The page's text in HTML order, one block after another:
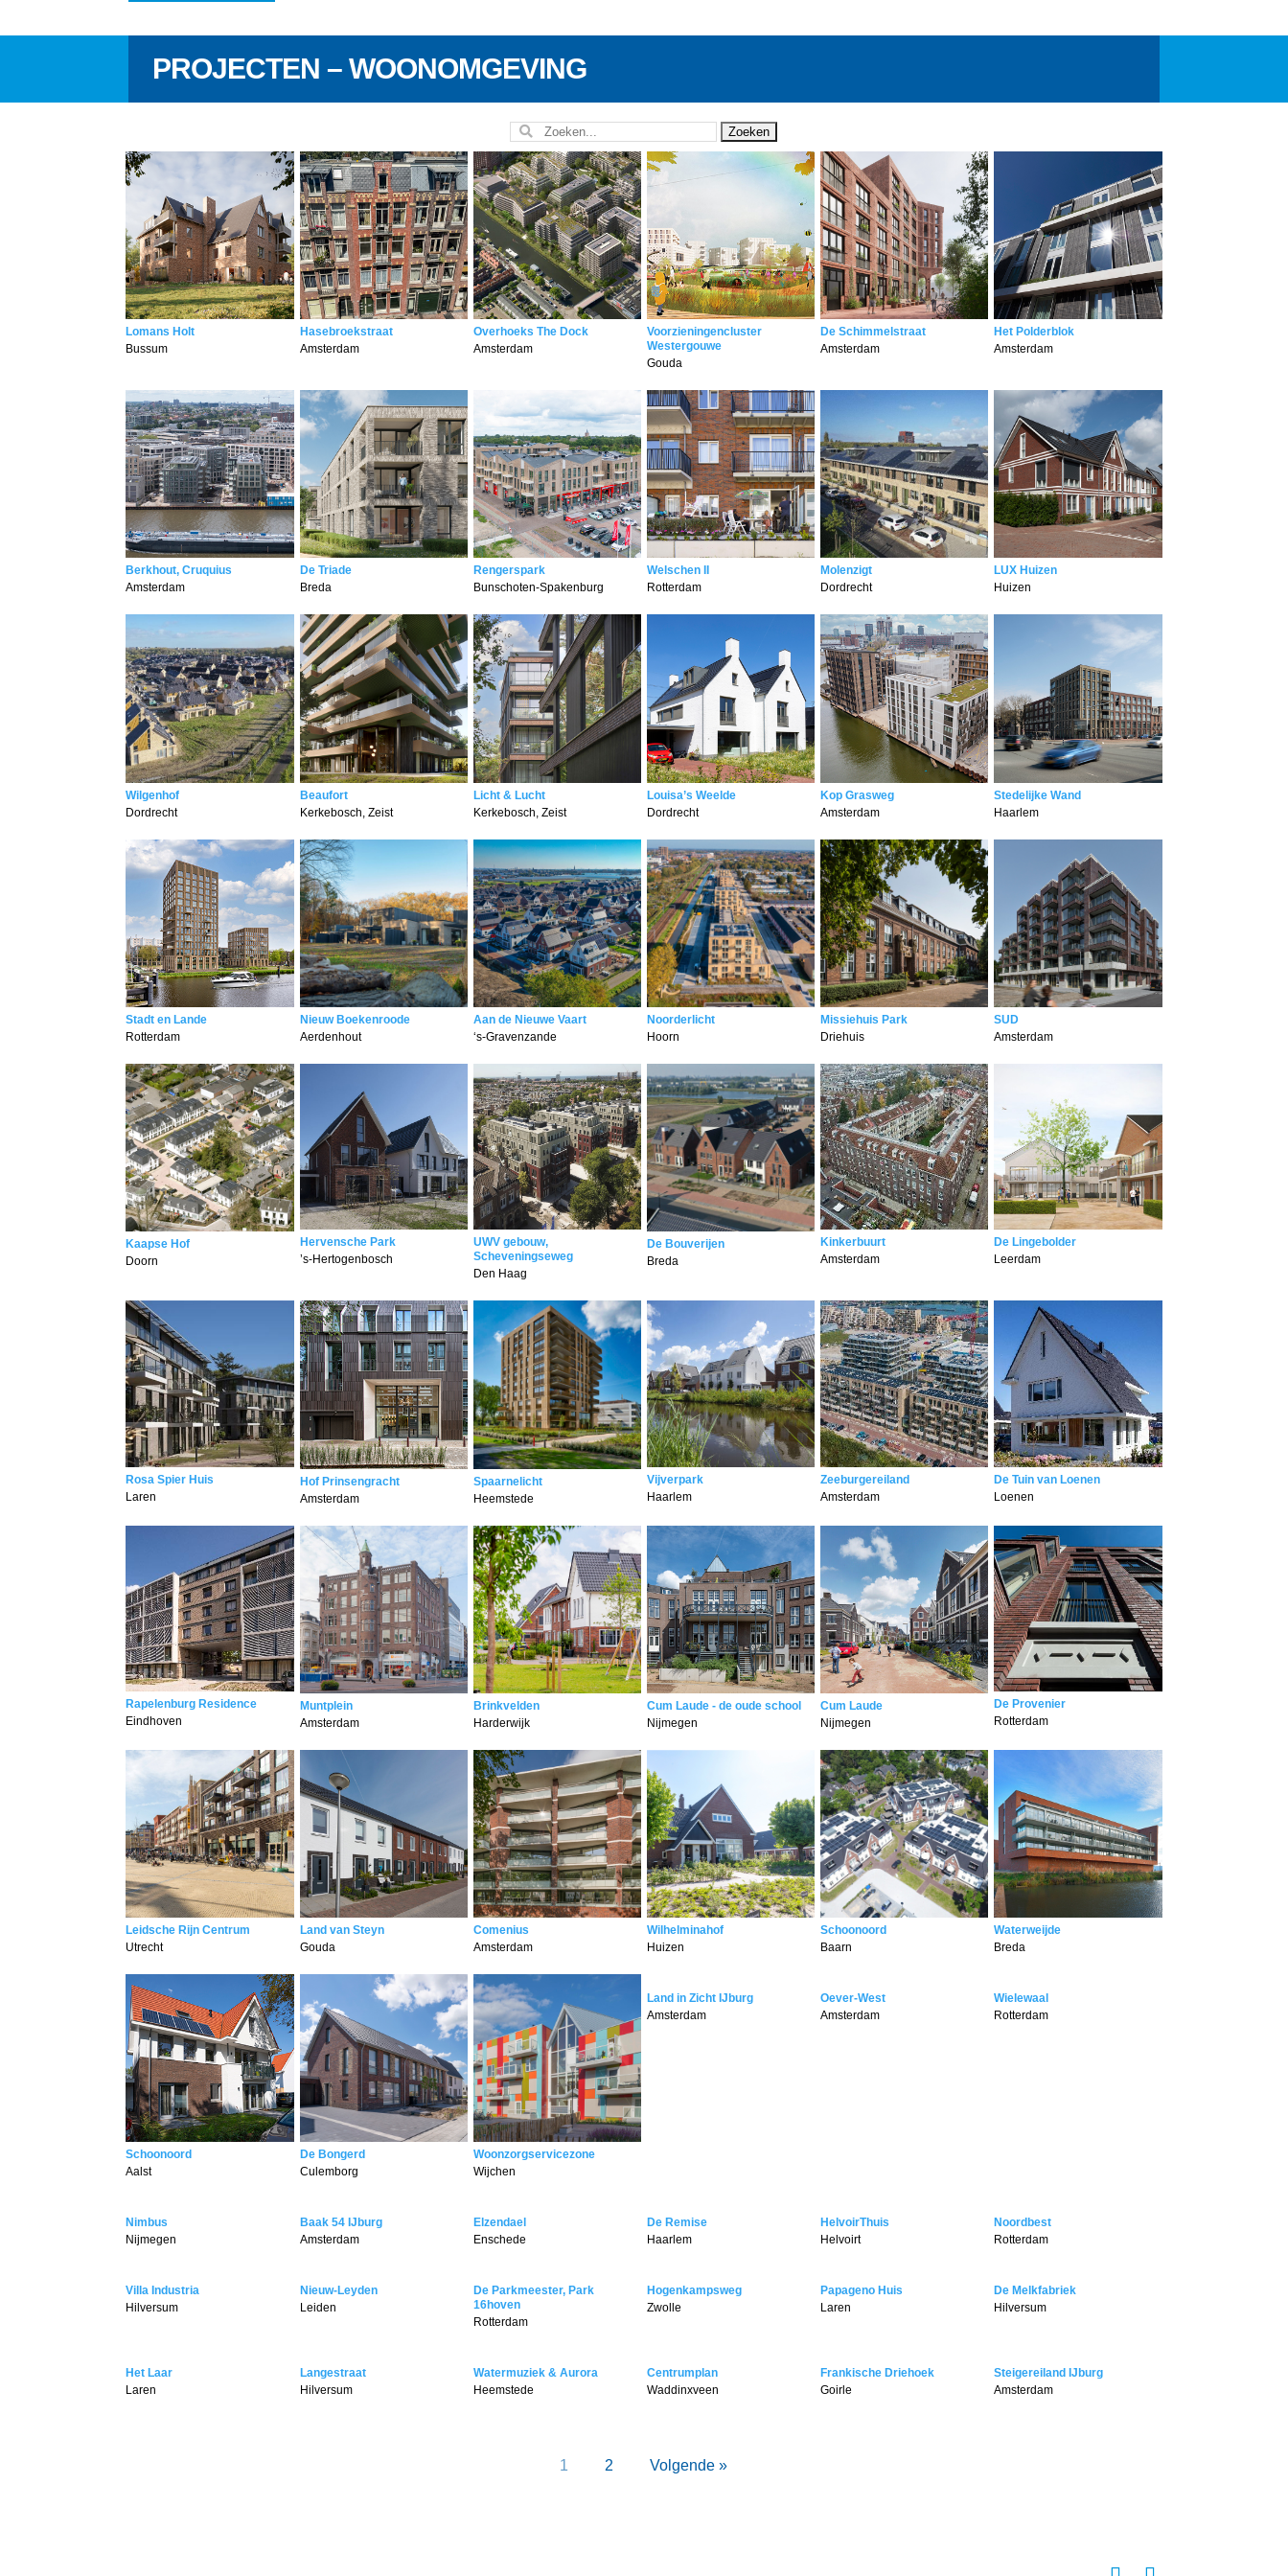
PROJECTEN – WOONOMGEVING
Lomans Holt
Bussum
Hasebroekstraat
Amsterdam
Overhoeks The Dock
Amsterdam
Voorzieningencluster
Westergouwe
Gouda
De Schimmelstraat
Amsterdam
Het Polderblok
Amsterdam
Berkhout, Cruquius
Amsterdam
De Triade
Breda
Rengerspark
Bunschoten-Spakenburg
Welschen II
Rotterdam
Molenzigt
Dordrecht
LUX Huizen
Huizen
Wilgenhof
Dordrecht
Beaufort
Kerkebosch, Zeist
Licht & Lucht
Kerkebosch, Zeist
Louisa’s Weelde
Dordrecht
Kop Grasweg
Amsterdam
Stedelijke Wand
Haarlem
Stadt en Lande
Rotterdam
Nieuw Boekenroode
Aerdenhout
Aan de Nieuwe Vaart
‘s-Gravenzande
Noorderlicht
Hoorn
Missiehuis Park
Driehuis
SUD
Amsterdam
Kaapse Hof
Doorn
Hervensche Park
’s-Hertogenbosch
UWV gebouw,
Scheveningseweg
Den Haag
De Bouverijen
Breda
Kinkerbuurt
Amsterdam
De Lingebolder
Leerdam
Rosa Spier Huis
Laren
Hof Prinsengracht
Amsterdam
Spaarnelicht
Heemstede
Vijverpark
Haarlem
Zeeburgereiland
Amsterdam
De Tuin van Loenen
Loenen
Rapelenburg Residence
Eindhoven
Muntplein
Amsterdam
Brinkvelden
Harderwijk
Cum Laude - de oude school
Nijmegen
Cum Laude
Nijmegen
De Provenier
Rotterdam
Leidsche Rijn Centrum
Utrecht
Land van Steyn
Gouda
Comenius
Amsterdam
Wilhelminahof
Huizen
Schoonoord
Baarn
Waterweijde
Breda
Schoonoord
Aalst
De Bongerd
Culemborg
Woonzorgservicezone
Wijchen
Land in Zicht IJburg
Amsterdam
Oever-West
Amsterdam
Wielewaal
Rotterdam
Nimbus
Nijmegen
Baak 54 IJburg
Amsterdam
Elzendael
Enschede
De Remise
Haarlem
HelvoirThuis
Helvoirt
Noordbest
Rotterdam
Villa Industria
Hilversum
Nieuw-Leyden
Leiden
De Parkmeester, Park
16hoven
Rotterdam
Hogenkampsweg
Zwolle
Papageno Huis
Laren
De Melkfabriek
Hilversum
Het Laar
Laren
Langestraat
Hilversum
Watermuziek & Aurora
Heemstede
Centrumplan
Waddinxveen
Frankische Driehoek
Goirle
Steigereiland IJburg
Amsterdam
1 2 Volgende »